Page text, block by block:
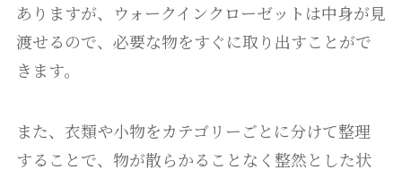
ありますが、ウォークインクローゼットは中身が見
渡せるので、必要な物をすぐに取り出すことがで
きます。
また、衣類や小物をカテゴリーごとに分けて整理
することで、物が散らかることなく整然とした状